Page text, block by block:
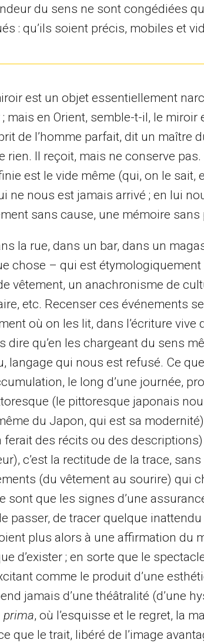
du sens ne sont congédiées
: qu’ils soient précis, mobiles et
est un objet essentiellement
; mais en Orient, semble-t-il, le
de l’homme parfait, dit un maître
rien. Il reçoit, mais ne conserve
est le vide même (qui, on le
ne nous est jamais arrivé ; en lui
sans cause, une mémoire
la rue, dans un bar, dans un
chose – qui est étymologiquement
vêtement, un anachronisme de
etc. Recenser ces événements
où on les lit, dans l’écriture vive
dire qu’en les chargeant du sens
langage qui nous est refusé. Ce
le long d’une journée,
(le pittoresque japonais
du Japon, qui est sa
ferait des récits ou des
c’est la rectitude de la trace,
(du vêtement au sourire) qui
sont que les signes d’une
passer, de tracer quelque
plus alors à une affirmation du
d’exister ; en sorte que le
comme le produit d’une
jamais d’une théâtralité (d’une
prima, où l’esquisse et le regret, la
que le trait, libéré de l’image